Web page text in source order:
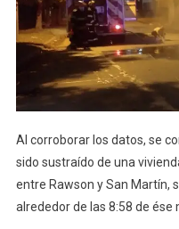
Al corroborar los datos, se
sido sustraído de una
entre Rawson y San Martín,
alrededor de las 8:58 de ése